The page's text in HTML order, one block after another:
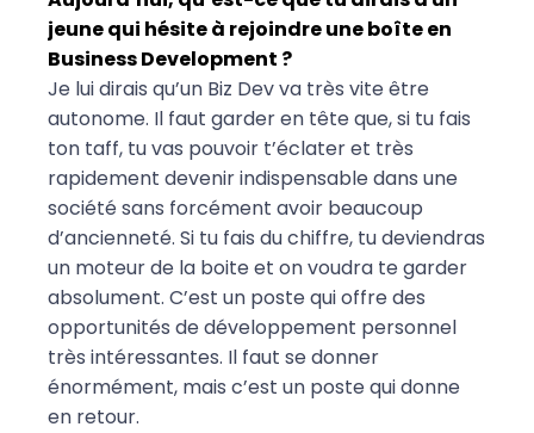
jeune qui hésite à rejoindre une boîte en
Business Development ?
Je lui dirais qu’un Biz Dev va très vite être
autonome. Il faut garder en tête que, si tu fais
ton taff, tu vas pouvoir t’éclater et très
rapidement devenir indispensable dans une
société sans forcément avoir beaucoup
d’ancienneté. Si tu fais du chiffre, tu deviendras
un moteur de la boite et on voudra te garder
absolument. C’est un poste qui offre des
opportunités de développement personnel
très intéressantes. Il faut se donner
énormément, mais c’est un poste qui donne
en retour.